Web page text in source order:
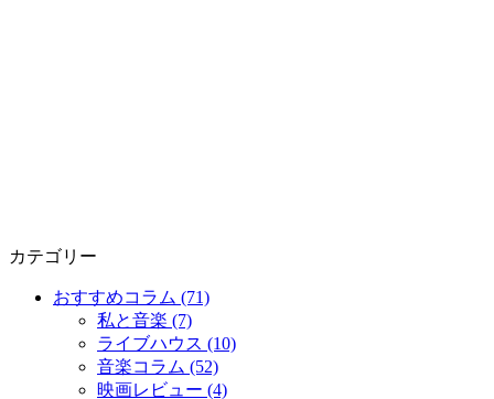
カテゴリー
おすすめコラム (71)
私と音楽 (7)
ライブハウス (10)
音楽コラム (52)
映画レビュー (4)